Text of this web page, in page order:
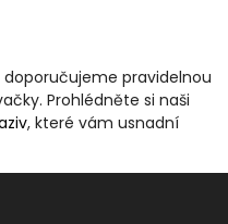
pravidelnou
Prohlédněte si naši
, které vám usnadní